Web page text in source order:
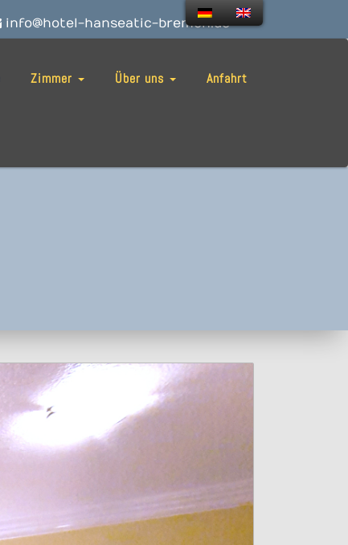
info@hotel-hanseatic-bremen.de
Zimmer Über uns Anfahrt